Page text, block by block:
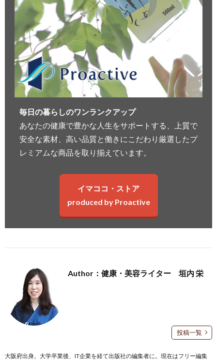
毎日の暮らしのワンランクアップ
あなたの健康で豊かな人生をサポートする、上質で
安全な素材、高い品質と働きにこだわり厳選したプ
レミアムな商品を取り揃えています。
イマココ・ストア
produced by Proactive
Author：健康・美容ライター 垣内 栄
投稿一覧
大阪府出身。大学卒業後、IT企業を経て出版社の編集者に。現在はフリー編集